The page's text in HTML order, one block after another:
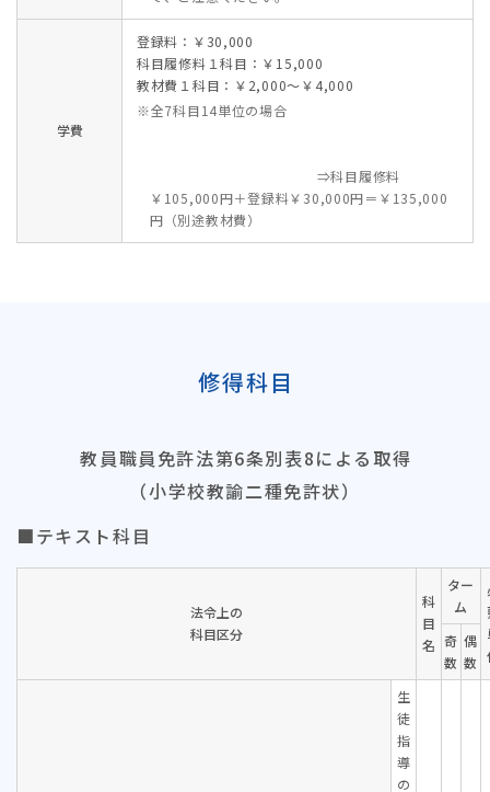
学費
登録料：￥30,000
科目履修料１科目：￥15,000
教材費１科目：￥2,000〜￥4,000
※全7科目14単位の場合
⇒科目履修料
￥105,000円＋登録料￥30,000円＝￥135,000
円（別途教材費）
修得科目
教員職員免許法第6条別表8による取得
（小学校教諭二種免許状）
■テキスト科目
法令上の
科目区分
科
目
名
ター
ム
奇
数
偶
数
生
徒
指
導
の